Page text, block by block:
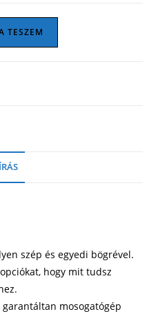
TESZEM
szép és egyedi bögrével.
hogy mit tudsz
mosogatógép